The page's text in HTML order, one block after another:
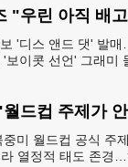
'디스 앤드 댓' 발
보이콧 선언' 그래미
미 월드컵 공식 주
열정적 태도 존경…